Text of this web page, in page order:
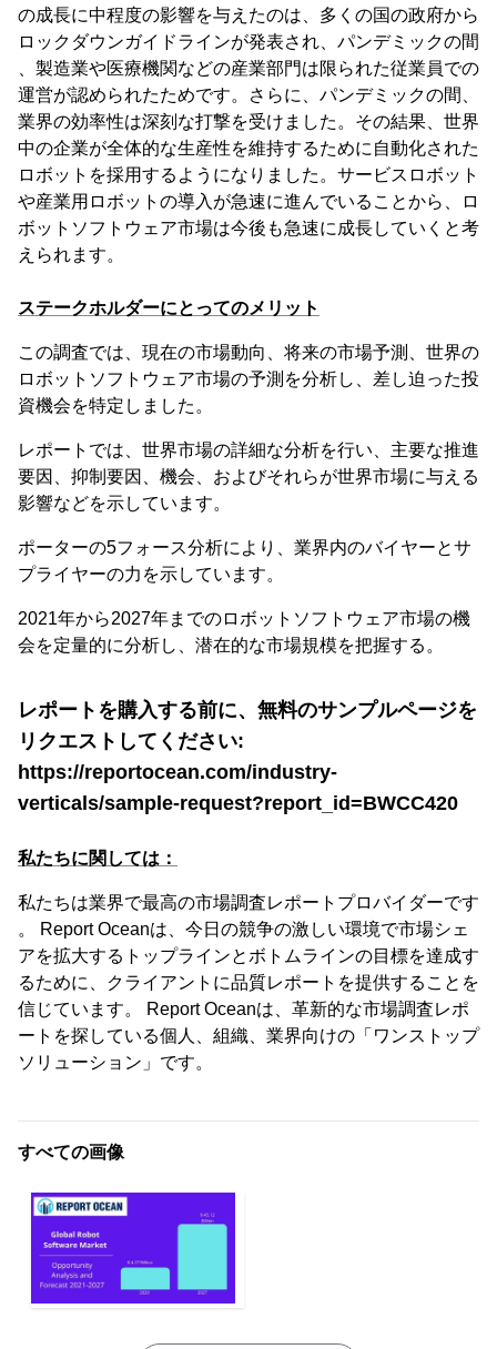
の成長に中程度の影響を与えたのは、多くの国の政府から
ロックダウンガイドラインが発表され、パンデミックの間
、製造業や医療機関などの産業部門は限られた従業員での
運営が認められたためです。さらに、パンデミックの間、
業界の効率性は深刻な打撃を受けました。その結果、世界
中の企業が全体的な生産性を維持するために自動化された
ロボットを採用するようになりました。サービスロボット
や産業用ロボットの導入が急速に進んでいることから、ロ
ボットソフトウェア市場は今後も急速に成長していくと考
えられます。
ステークホルダーにとってのメリット
この調査では、現在の市場動向、将来の市場予測、世界の
ロボットソフトウェア市場の予測を分析し、差し迫った投
資機会を特定しました。
レポートでは、世界市場の詳細な分析を行い、主要な推進
要因、抑制要因、機会、およびそれらが世界市場に与える
影響などを示しています。
ポーターの5フォース分析により、業界内のバイヤーとサ
プライヤーの力を示しています。
2021年から2027年までのロボットソフトウェア市場の機
会を定量的に分析し、潜在的な市場規模を把握する。
レポートを購入する前に、無料のサンプルページを
リクエストしてください:
https://reportocean.com/industry-
verticals/sample-request?report_id=BWCC420
私たちに関しては：
私たちは業界で最高の市場調査レポートプロバイダーです
。 Report Oceanは、今日の競争の激しい環境で市場シェ
アを拡大するトップラインとボトムラインの目標を達成す
るために、クライアントに品質レポートを提供することを
信じています。 Report Oceanは、革新的な市場調査レポ
ートを探している個人、組織、業界向けの「ワンストップ
ソリューション」です。
すべての画像